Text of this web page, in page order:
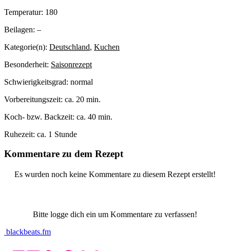
Temperatur: 180
Beilagen: –
Kategorie(n): Deutschland, Kuchen
Besonderheit: Saisonrezept
Schwierigkeitsgrad: normal
Vorbereitungszeit: ca. 20 min.
Koch- bzw. Backzeit: ca. 40 min.
Ruhezeit: ca. 1 Stunde
Kommentare zu dem Rezept
Es wurden noch keine Kommentare zu diesem Rezept erstellt!
Bitte logge dich ein um Kommentare zu verfassen!
blackbeats.fm